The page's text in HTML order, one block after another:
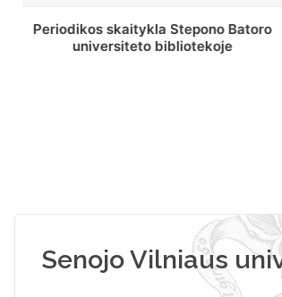
Stepono Batoro universiteto
bibliotekos antrojo aukšto fojė
Senojo Vilniaus